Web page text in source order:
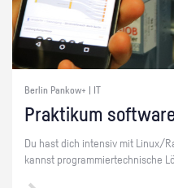
Berlin Pankow+ | IT
Prak­ti­kum
Du hast dich in­ten­siv mit Linux/
kannst pro­gram­mier­tech­ni­sche